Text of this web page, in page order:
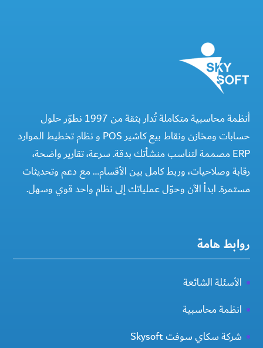
أنظمة محاسبية متكاملة تُدار بثقة من 1997 نطوّر حلول
حسابات ومخازن ونقاط بيع كاشير POS و نظام تخطيط الموارد
ERP مصممة لتناسب منشأتك بدقة. سرعة، تقارير واضحة،
رقابة وصلاحيات، وربط كامل بين الأقسام… مع دعم وتحديثات
مستمرة. ابدأ الآن وحوّل عملياتك إلى نظام واحد قوي وسهل.
روابط هامة
الأسئلة الشائعة
انظمة محاسبية
شركة سكاي سوفت Skysoft